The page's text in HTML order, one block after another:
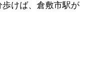
けば、倉敷市駅が